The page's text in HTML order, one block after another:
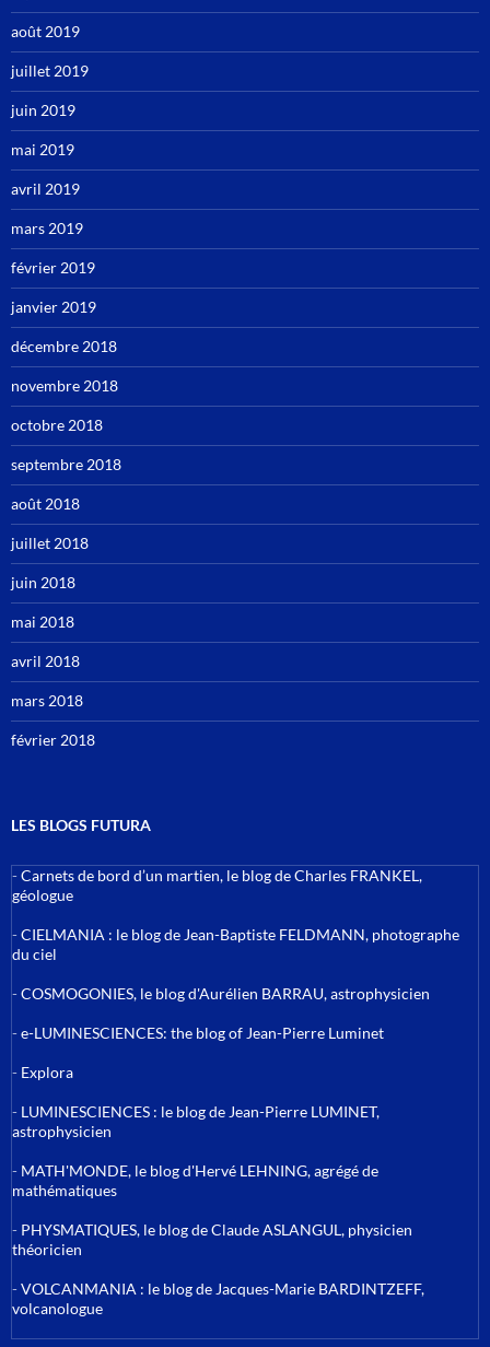
août 2019
juillet 2019
juin 2019
mai 2019
avril 2019
mars 2019
février 2019
janvier 2019
décembre 2018
novembre 2018
octobre 2018
septembre 2018
août 2018
juillet 2018
juin 2018
mai 2018
avril 2018
mars 2018
février 2018
LES BLOGS FUTURA
-Carnets de bord d’un martien, le blog de Charles FRANKEL,
géologue
-CIELMANIA : le blog de Jean-Baptiste FELDMANN, photographe
du ciel
-COSMOGONIES, le blog d'Aurélien BARRAU, astrophysicien
-e-LUMINESCIENCES: the blog of Jean-Pierre Luminet
- Explora
- LUMINESCIENCES : le blog de Jean-Pierre LUMINET,
astrophysicien
- MATH'MONDE, le blog d'Hervé LEHNING, agrégé de
mathématiques
- PHYSMATIQUES, le blog de Claude ASLANGUL, physicien
théoricien
-VOLCANMANIA : le blog de Jacques-Marie BARDINTZEFF,
volcanologue